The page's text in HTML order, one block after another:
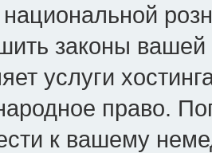
законы
услуги
право.
к вашему